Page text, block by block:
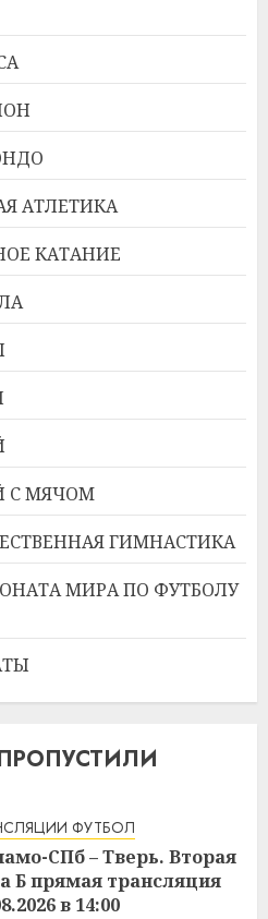
АТЛЕТИКА
КАТАНИЕ
С МЯЧОМ
ГИМНАСТИКА
МИРА ПО ФУТБОЛУ
ФУТБОЛ
СПб – Тверь. Вторая
Б прямая трансляция
в 14:00